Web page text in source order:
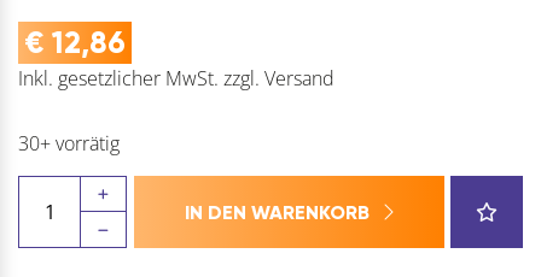
€ 12,86
Inkl. gesetzlicher MwSt. zzgl. Versand
30+ vorrätig
Möbelwinkel
40x40x20x2
Montagewinkel
IN DEN WARENKORB